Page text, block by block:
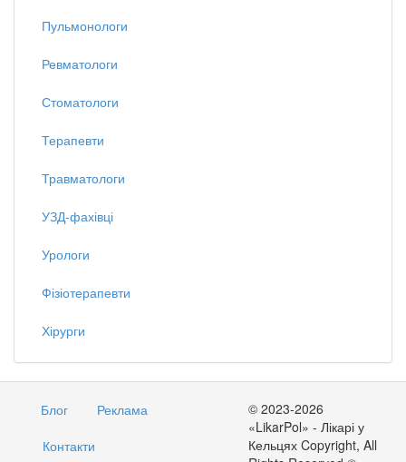
Пульмонологи
Ревматологи
Стоматологи
Терапевти
Травматологи
УЗД-фахівці
Урологи
Фізіотерапевти
Хірурги
Блог
Реклама
Контакти
© 2023-2026
«LikarPol» - Лікарі у
Кельцях Copyright, All